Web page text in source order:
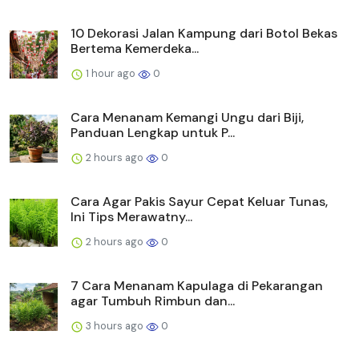
10 Dekorasi Jalan Kampung dari Botol Bekas
Bertema Kemerdeka...
1 hour ago 0
Cara Menanam Kemangi Ungu dari Biji,
Panduan Lengkap untuk P...
2 hours ago 0
Cara Agar Pakis Sayur Cepat Keluar Tunas,
Ini Tips Merawatny...
2 hours ago 0
7 Cara Menanam Kapulaga di Pekarangan
agar Tumbuh Rimbun dan...
3 hours ago 0